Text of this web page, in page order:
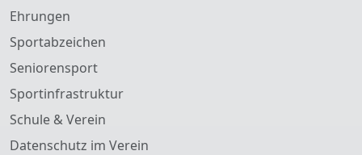
Ehrungen
Sportabzeichen
Seniorensport
Sportinfrastruktur
Schule & Verein
Datenschutz im Verein